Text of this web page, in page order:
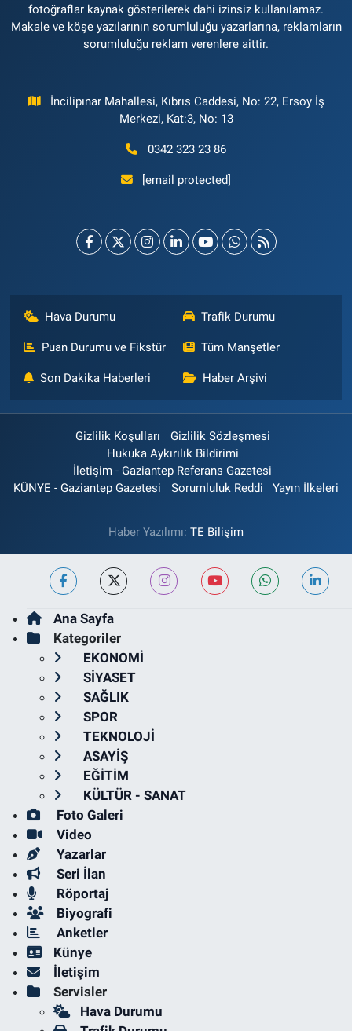
fotoğraflar kaynak gösterilerek dahi izinsiz kullanılamaz.
Makale ve köşe yazılarının sorumluluğu yazarlarına, reklamların
sorumluluğu reklam verenlere aittir.
İncilipınar Mahallesi, Kıbrıs Caddesi, No: 22, Ersoy İş
Merkezi, Kat:3, No: 13
0342 323 23 86
[email protected]
Hava Durumu Trafik Durumu
Puan Durumu ve Fikstür Tüm Manşetler
Son Dakika Haberleri Haber Arşivi
Gizlilik Koşulları
Gizlilik Sözleşmesi
Hukuka Aykırılık Bildirimi
İletişim - Gaziantep Referans Gazetesi
KÜNYE - Gaziantep Gazetesi
Sorumluluk Reddi Yayın İlkeleri
Haber Yazılımı: TE Bilişim
Ana Sayfa
Kategoriler
EKONOMİ
SİYASET
SAĞLIK
SPOR
TEKNOLOJİ
ASAYİŞ
EĞİTİM
KÜLTÜR - SANAT
Foto Galeri
Video
Yazarlar
Seri İlan
Röportaj
Biyografi
Anketler
Künye
İletişim
Servisler
Hava Durumu